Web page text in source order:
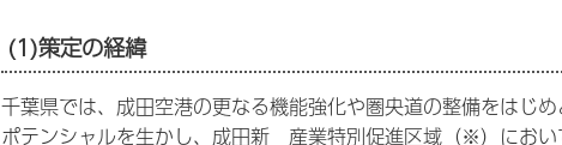
(1)策定の経緯
千葉県では、成田空港の更なる機能強化や圏央道の整備をはじ
ポテンシャルを生かし、成田新 産業特別促進区域（※）にお